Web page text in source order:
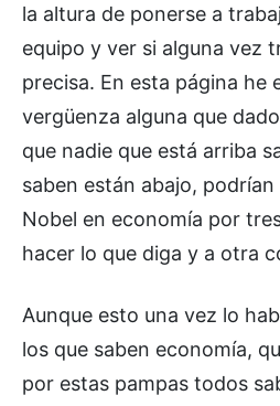
la altura de ponerse a
equipo y ver si alguna vez
precisa. En esta página he
vergüenza alguna que
que nadie que está arriba
saben están abajo,
Nobel en economía por
hacer lo que diga y a otra
Aunque esto una vez lo
los que saben economía,
por estas pampas todos